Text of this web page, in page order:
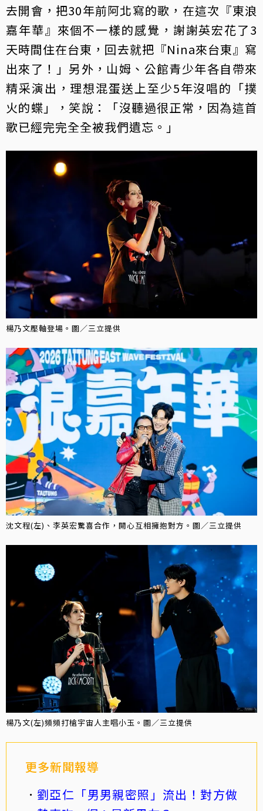
去開會，把30年前阿北寫的歌，在這次『東浪
嘉年華』來個不一樣的感覺，謝謝英宏花了3
天時間住在台東，回去就把『Nina來台東』寫
出來了！」另外，山姆、公館青少年各自帶來
精采演出，理想混蛋送上至少5年沒唱的「撲
火的蝶」，笑說：「沒聽過很正常，因為這首
歌已經完完全全被我們遺忘。」
楊乃文壓軸登場。圖／三立提供
沈文程(左)、李英宏驚喜合作，開心互相擁抱對方。圖／三立提供
楊乃文(左)頻頻打槍宇宙人主唱小玉。圖／三立提供
更多新聞報導
劉亞仁「男男親密照」流出！對方做